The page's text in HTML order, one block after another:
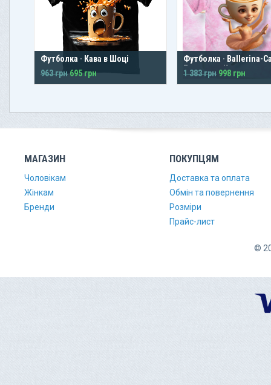
Футболка · Кава в Шоці
963 грн 695 грн
Футболка · Ballerina-
Балерина-Капучино
1 383 грн 998 грн
МАГАЗИН
Чоловікам
Жінкам
Бренди
ПОКУПЦЯМ
Доставка та оплата
Обмін та повернення
Розміри
Прайс-лист
©